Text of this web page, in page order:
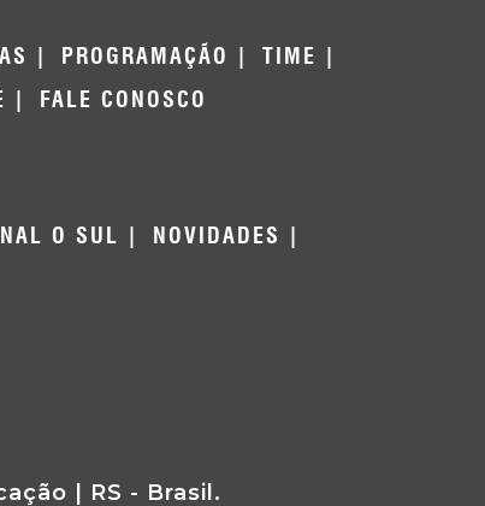
PROGRAMAÇÃO
TIME
FALE CONOSCO
O SUL
NOVIDADES
| RS - Brasil.